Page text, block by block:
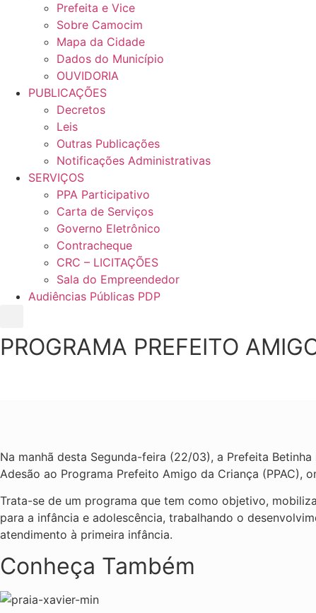
Prefeita e Vice
Sobre Camocim
Mapa da Cidade
Dados do Município
OUVIDORIA
PUBLICAÇÕES
Decretos
Leis
Outras Publicações
Notificações Administrativas
SERVIÇOS
PPA Participativo
Carta de Serviços
Governo Eletrônico
Contracheque
CRC – LICITAÇÕES
Sala do Empreendedor
Audiências Públicas PDP
PROGRAMA PREFEITO
Na manhã desta Segunda-feira (22/03), a Prefeita
Adesão ao Programa Prefeito Amigo da Criança (PPAC),
Trata-se de um programa que tem como objetivo,
para a infância e adolescência, trabalhando o
atendimento à primeira infância.
Conheça Também